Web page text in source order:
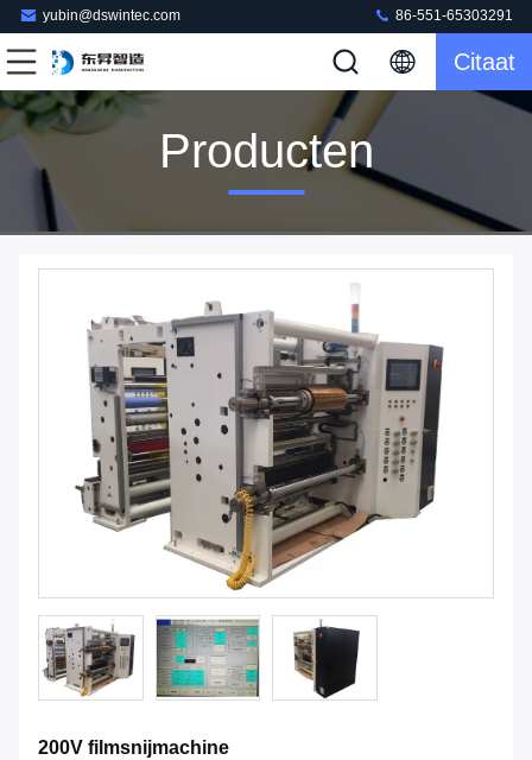
yubin@dswintec.com 86-551-65303291
Citaat
Producten
200V filmsnijmachine